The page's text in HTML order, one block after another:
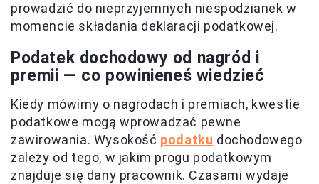
prowadzić do nieprzyjemnych niespodzianek w
momencie składania deklaracji podatkowej.
Podatek dochodowy od nagród i
premii — co powinieneś wiedzieć
Kiedy mówimy o nagrodach i premiach, kwestie
podatkowe mogą wprowadzać pewne
zawirowania. Wysokość podatku dochodowego
zależy od tego, w jakim progu podatkowym
znajduje się dany pracownik. Czasami wydaje